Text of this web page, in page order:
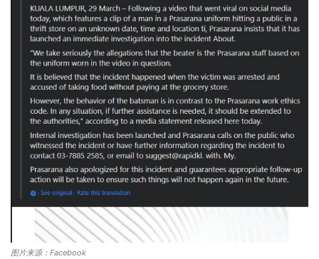
图片来源：Facebook